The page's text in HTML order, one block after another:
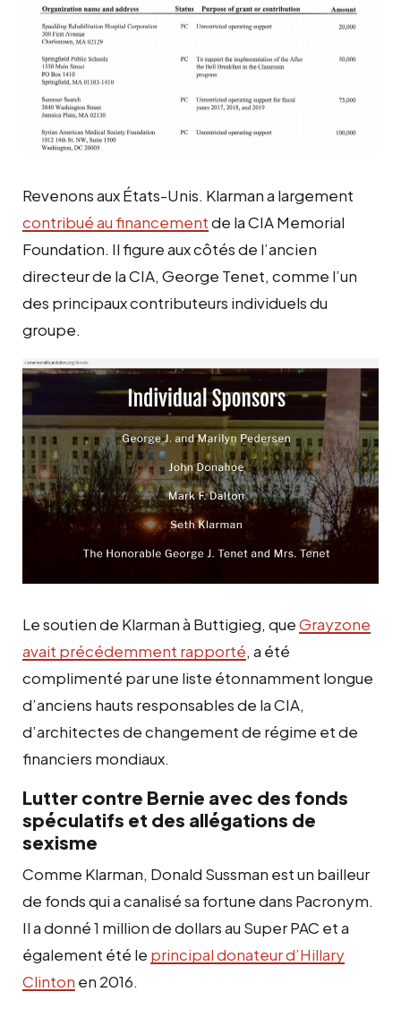
Revenons aux États-Unis. Klarman a largement
contribué au financementde la CIA Memorial
Foundation. Il figure aux côtés de l’ancien
directeur de la CIA, George Tenet, comme l’un
des principaux contributeurs individuels du
groupe.
Le soutien de Klarman à Buttigieg, queGrayzone
avait précédemment rapporté, a été
complimenté par une liste étonnamment longue
d’anciens hauts responsables de la CIA,
d’architectes de changement de régime et de
financiers mondiaux.
Lutter contre Bernie avec des fonds
spéculatifs et des allégations de
sexisme
Comme Klarman, Donald Sussman est un bailleur
de fonds qui a canalisé sa fortune dans Pacronym.
Il a donné 1 million de dollars au Super PAC et a
également été le principal donateur d’Hillary
Clinton en 2016.